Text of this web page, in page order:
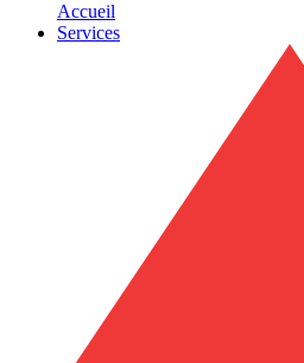
Accueil
Services